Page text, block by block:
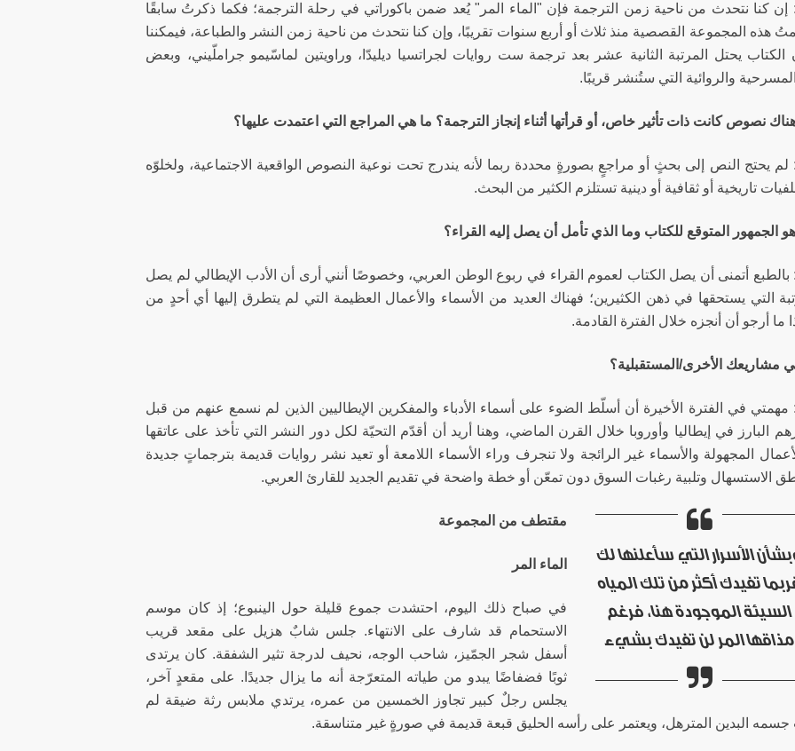
إن كنا نتحدث من ناحية زمن الترجمة فإن "الماء المر" يُعد ضمن باكوراتي في رحلة الترجمة؛ فكما ذكرتُ سابقًا
هذه المجموعة القصصية منذ ثلاث أو أربع سنوات تقريبًا، وإن كنا نتحدث من ناحية زمن النشر والطباعة، فيمكننا
الكتاب يحتل المرتبة الثانية عشر بعد ترجمة ست روايات لجراتسيا ديليدّا، وراويتين لماسّيمو جراملّيني، وبعض
والروائية التي ستُنشر قريبًا.
نصوص كانت ذات تأثير خاص، أو قرأتها أثناء إنجاز الترجمة؟ ما هي المراجع التي اعتمدت عليها؟
لم يحتج النص إلى بحثٍ أو مراجعٍ بصورةٍ محددة ربما لأنه يندرج تحت نوعية النصوص الواقعية الاجتماعية، ولخلوّه
تاريخية أو ثقافية أو دينية تستلزم الكثير من البحث.
الجمهور المتوقع للكتاب وما الذي تأمل أن يصل إليه القراء؟
بالطبع أتمنى أن يصل الكتاب لعموم القراء في ربوع الوطن العربي، وخصوصًا أنني أرى أن الأدب الإيطالي لم يصل
التي يستحقها في ذهن الكثيرين؛ فهناك العديد من الأسماء والأعمال العظيمة التي لم يتطرق إليها أي أحدٍ من
ما أرجو أن أنجزه خلال الفترة القادمة.
مشاريعك الأخرى/المستقبلية؟
مهمتي في الفترة الأخيرة أن أسلّط الضوء على أسماء الأدباء والمفكرين الإيطاليين الذين لم نسمع عنهم من قبل
البارز في إيطاليا وأوروبا خلال القرن الماضي، وهنا أريد أن أقدّم التحيّة لكل دور النشر التي تأخذ على عاتقها
المجهولة والأسماء غير الرائجة ولا تنجرف وراء الأسماء اللامعة أو تعيد نشر روايات قديمة بترجماتٍ جديدة
الاستسهال وتلبية رغبات السوق دون تمعّن أو خطة واضحة في تقديم الجديد للقارئ العربي.
الأسرار التي سأعلنها لك
تفيدك أكثر من تلك المياه
السيئة الموجودة هنا، فرغم
مذاقها المر لن تفيدك بشيء
مقتطف من المجموعة
الماء المر
في صباح ذلك اليوم، احتشدت جموع قليلة حول الينبوع؛ إذ كان موسم
الاستحمام قد شارف على الانتهاء. جلس شابٌ هزيل على مقعد قريب
أسفل شجر الجمّيز، شاحب الوجه، نحيف لدرجة تثير الشفقة. كان يرتدى
ثوبًا فضفاضًا يبدو من طياته المتعرّجة أنه ما يزال جديدًا. على مقعدٍ آخر،
يجلس رجلٌ كبير تجاوز الخمسين من عمره، يرتدي ملابس رثة ضيقة لم
البدين المترهل، ويعتمر على رأسه الحليق قبعة قديمة في صورةٍ غير متناسقة.